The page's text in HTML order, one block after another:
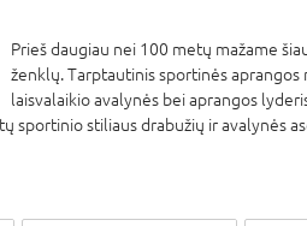
Prieš daugiau nei 100 metų mažame
ženklų. Tarptautinis sportinės aprangos
laisvalaikio avalynės bei aprangos
sportinio stiliaus drabužių ir avalynės